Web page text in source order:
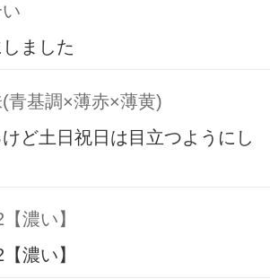
ました
青基調×薄赤×薄黄)
ど土日祝日は目立つようにし
濃い】
濃い】